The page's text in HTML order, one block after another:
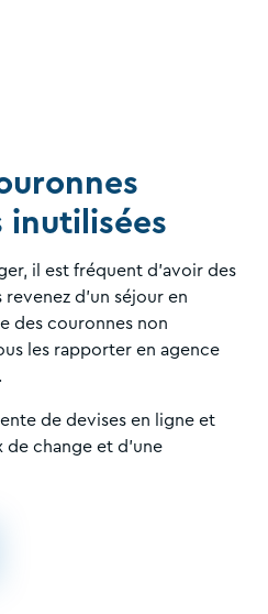
inutilisées
il est fréquent d'avoir des
revenez d'un séjour en
des couronnes non
les rapporter en agence
de devises en ligne et
de change et d'une